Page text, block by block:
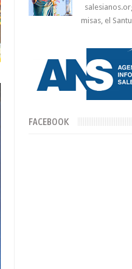
misas, el
Santa Patr...
FACEBOOK